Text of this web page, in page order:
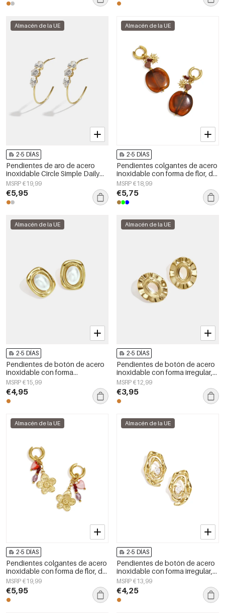
Almacén de la UE
2-5 DÍAS
Pendientes de aro de acero
inoxidable Circle Simple Daily
Simple Series Joyería para mujer
MSRP €19,99
€5,95
Almacén de la UE
2-5 DÍAS
Pendientes colgantes de acero
inoxidable con forma de flor, de
la serie Daily Simple, joyería para
mujer.
MSRP €18,99
€5,75
Almacén de la UE
2-5 DÍAS
Pendientes de botón de acero
inoxidable con forma
geométrica, sencillos, de la
serie Daily Simple, joyería para
mujer.
MSRP €15,99
€4,95
Almacén de la UE
2-5 DÍAS
Pendientes de botón de acero
inoxidable con forma irregular,
sencillos, de la serie Daily
Simple, joyería para mujer.
MSRP €12,99
€3,95
Almacén de la UE
2-5 DÍAS
Pendientes colgantes de acero
inoxidable con forma de flor, de
la serie Daily Simple, joyería para
mujer.
MSRP €19,99
€5,95
Almacén de la UE
2-5 DÍAS
Pendientes de botón de acero
inoxidable con forma irregular,
sencillos, de la serie Daily
Simple, joyería para mujer.
MSRP €13,99
€4,25